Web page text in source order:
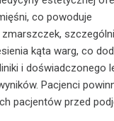
co powoduje
kąta warg, co
i doświadczonego
Pacjenci
pacjentów przed